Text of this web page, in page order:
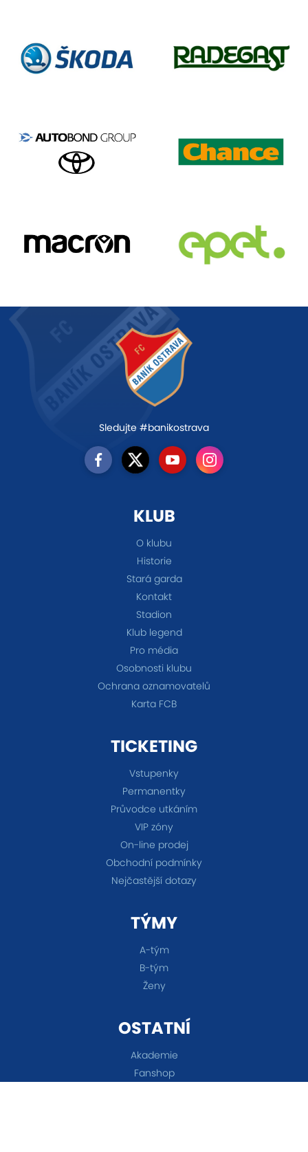
Sledujte #banikostrava
KLUB
O klubu
Historie
Stará garda
Kontakt
Stadion
Klub legend
Pro média
Osobnosti klubu
Ochrana oznamovatelů
Karta FCB
TICKETING
Vstupenky
Permanentky
Průvodce utkáním
VIP zóny
On-line prodej
Obchodní podmínky
Nejčastější dotazy
TÝMY
A-tým
B-tým
Ženy
OSTATNÍ
Akademie
Fanshop